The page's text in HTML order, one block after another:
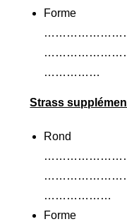
Forme
……………
Strass
Rond
………………
Forme